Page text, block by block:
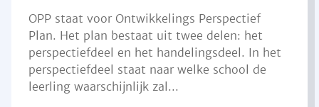
OPP staat voor Ontwikkelings Perspectief
Plan. Het plan bestaat uit twee delen: het
perspectiefdeel en het handelingsdeel. In het
perspectiefdeel staat naar welke school de
leerling waarschijnlijk zal...